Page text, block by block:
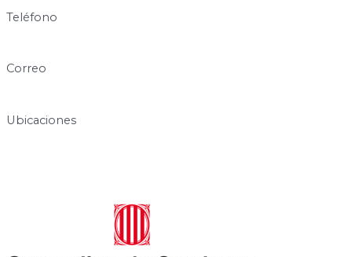
Teléfono
Correo
Ubicaciones